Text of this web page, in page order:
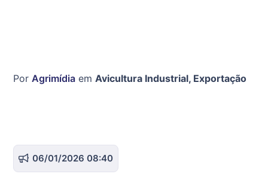
Por Agrimídia em Avicultura Industrial, Exportação
06/01/2026 08:40